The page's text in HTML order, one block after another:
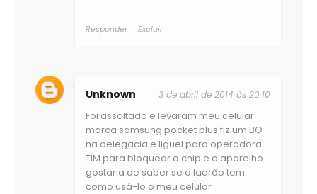
Unknown 3 de abril de 2014 às 20:10
Foi assaltado e levaram meu celular
marca samsung pocket plus fiz um BO
na delegacia e liguei para operadora
TIM para bloquear o chip e o aparelho
gostaria de saber se o ladrão tem
como usá-lo o meu celular
Responder Excluir